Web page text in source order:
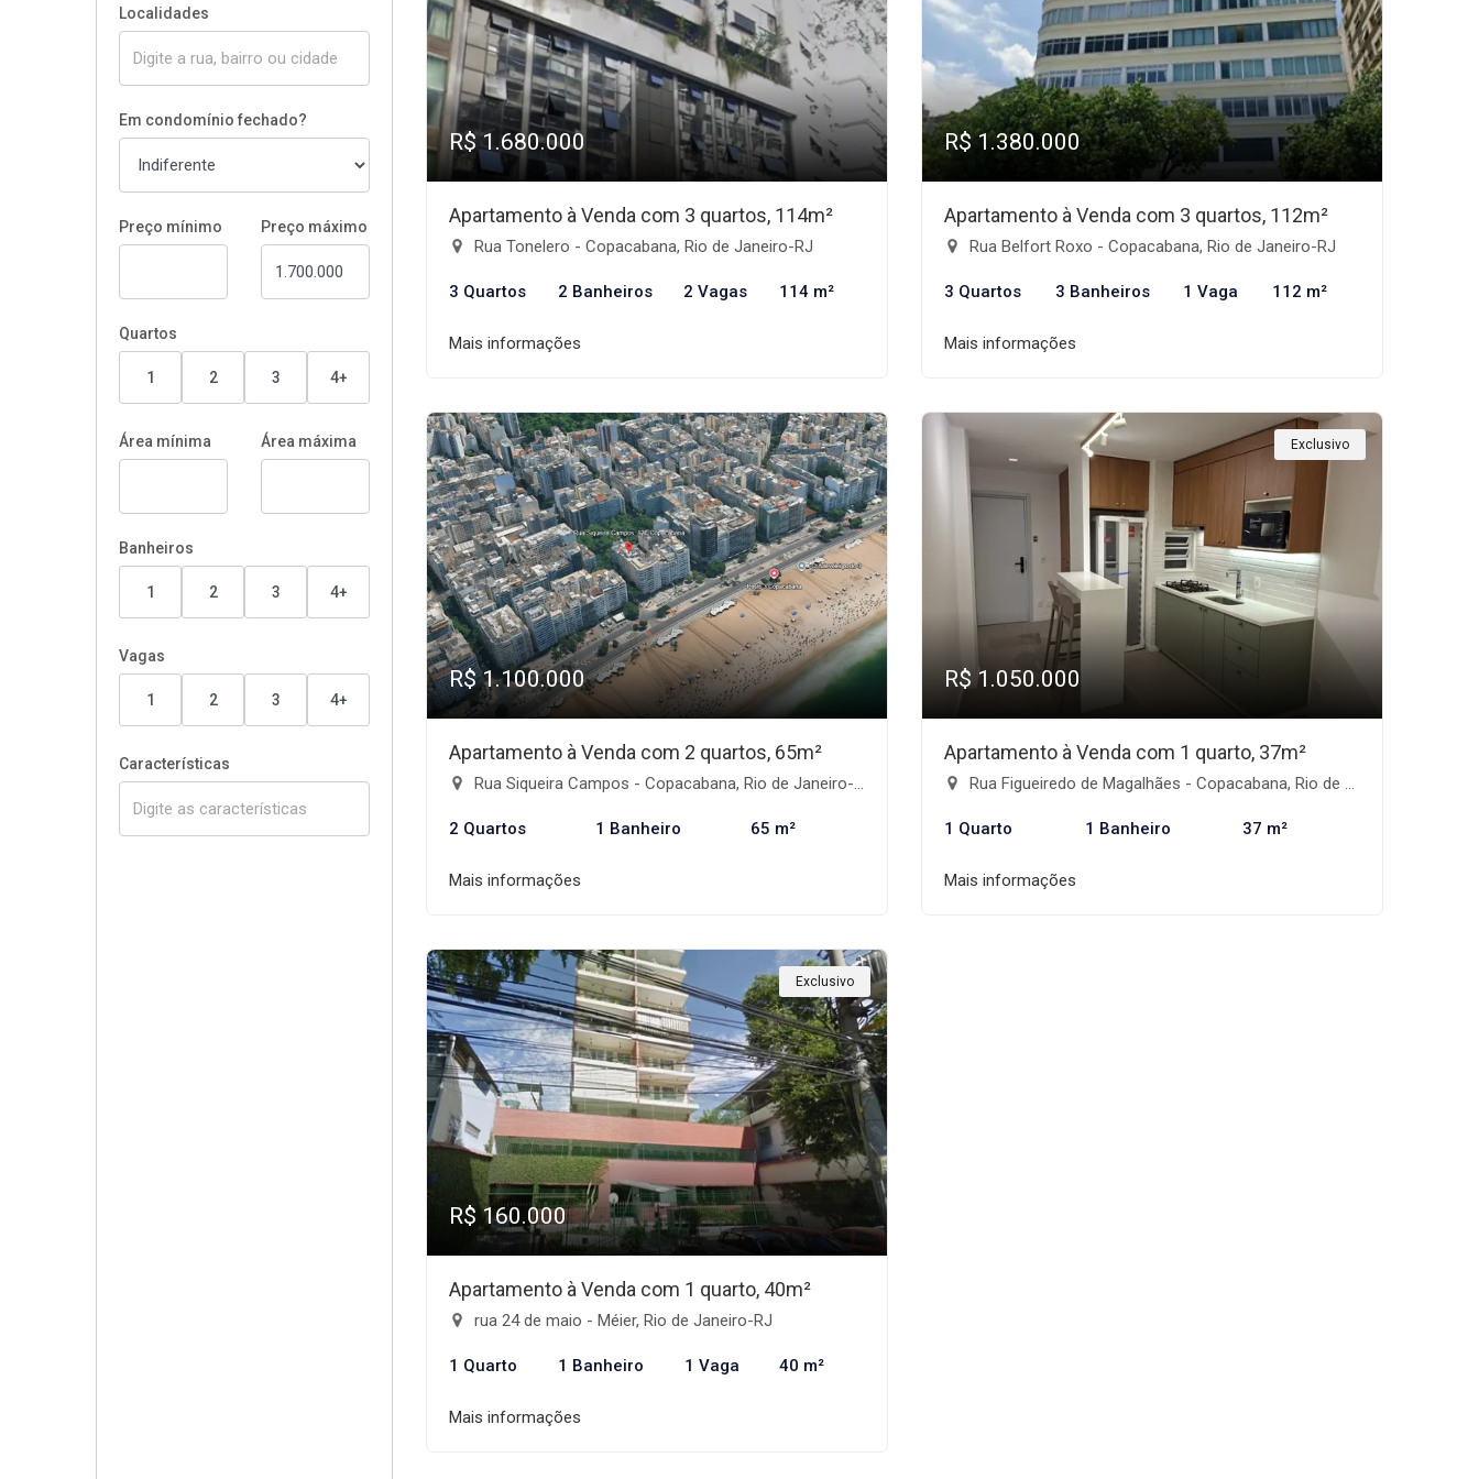
Localidades
Em condomínio fechado?
Preço mínimo Preço máximo
Quartos
1 2 3 4+
Área mínima Área máxima
Banheiros
1 2 3 4+
Vagas
1 2 3 4+
Características
R$ 1.680.000
Apartamento à Venda com 3 quartos, 114m²
Rua Tonelero - Copacabana, Rio de Janeiro-RJ
3 Quartos 2 Banheiros 2 Vagas 114 m²
Mais informações
R$ 1.380.000
Apartamento à Venda com 3 quartos, 112m²
Rua Belfort Roxo - Copacabana, Rio de Janeiro-RJ
3 Quartos 3 Banheiros 1 Vaga 112 m²
Mais informações
R$ 1.100.000
Apartamento à Venda com 2 quartos, 65m²
Rua Siqueira Campos - Copacabana, Rio de Janeiro-RJ
2 Quartos 1 Banheiro 65 m²
Mais informações
Exclusivo
R$ 1.050.000
Apartamento à Venda com 1 quarto, 37m²
Rua Figueiredo de Magalhães - Copacabana, Rio de Janeiro-RJ
1 Quarto 1 Banheiro 37 m²
Mais informações
Exclusivo
R$ 160.000
Apartamento à Venda com 1 quarto, 40m²
rua 24 de maio - Méier, Rio de Janeiro-RJ
1 Quarto 1 Banheiro 1 Vaga 40 m²
Mais informações